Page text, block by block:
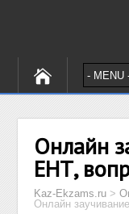
Онлайн
ЕНТ,
Kaz-Ekzams.ru >
Онлайн